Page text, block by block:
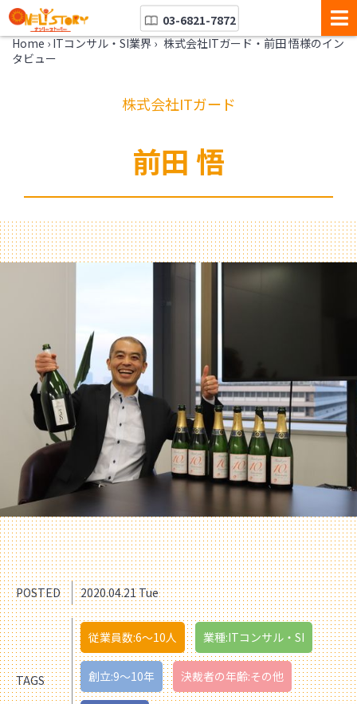
03-6821-7872
Home › ITコンサル・SI業界 › 株式会社ITガード・前田 悟様のイン
タビュー
株式会社ITガード
前田 悟
POSTED 2020.04.21 Tue
TAGS
従業員数:6～10人 業種:ITコンサル・SI
創立:9〜10年 決裁者の年齢:その他